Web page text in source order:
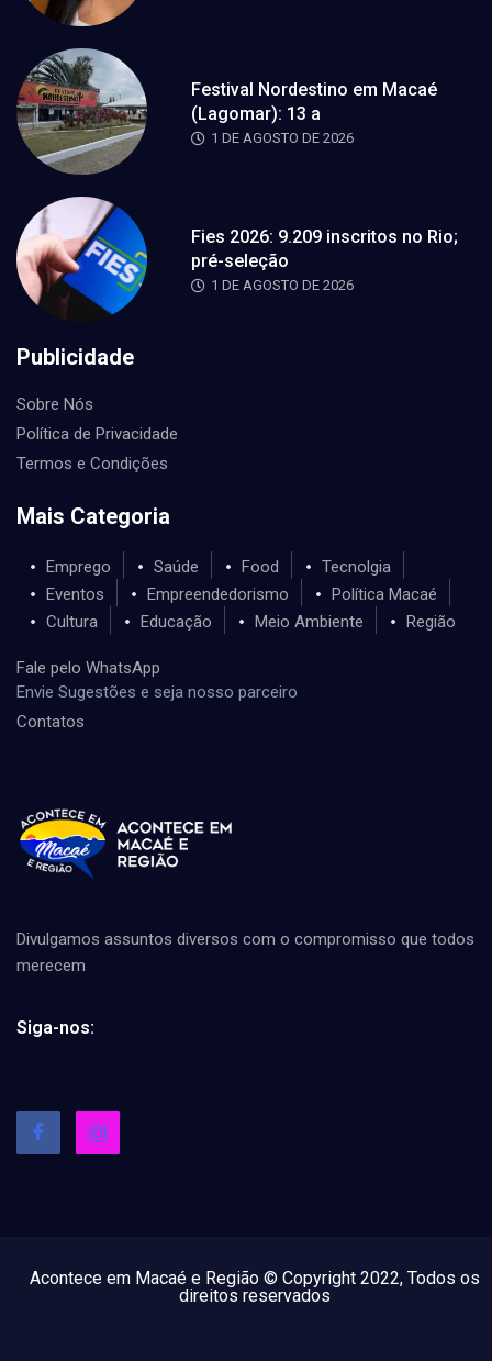
Festival Nordestino em Macaé
(Lagomar): 13 a
1 DE AGOSTO DE 2026
Fies 2026: 9.209 inscritos no Rio;
pré-seleção
1 DE AGOSTO DE 2026
Publicidade
Sobre Nós
Política de Privacidade
Termos e Condições
Mais Categoria
Emprego Saúde Food
Tecnolgia
Eventos
Empreendedorismo
Política Macaé
Cultura
Educação Meio Ambiente Região
Fale pelo WhatsApp
Envie Sugestões e seja nosso parceiro
Contatos
Divulgamos assuntos diversos com o compromisso que todos
merecem
Siga-nos:
Acontece em Macaé e Região © Copyright 2022, Todos os
direitos reservados